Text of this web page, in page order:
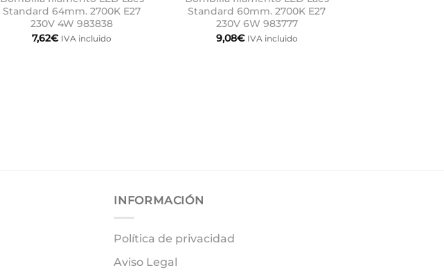
Standard 64mm. 2700K E27
230V 4W 983838
7,62€ IVA incluido
Standard 60mm. 2700K E27
230V 6W 983777
9,08€ IVA incluido
INFORMACIÓN
Política de privacidad
Aviso Legal